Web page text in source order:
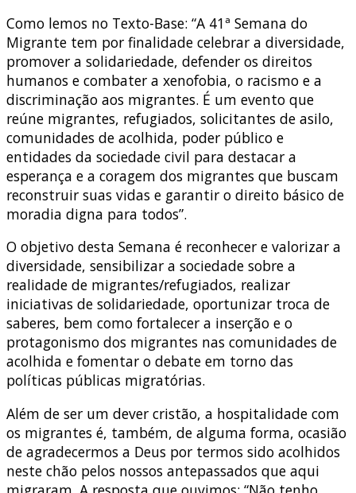
Como lemos no Texto-Base: “A 41ª Semana do
Migrante tem por finalidade celebrar a diversidade,
promover a solidariedade, defender os direitos
humanos e combater a xenofobia, o racismo e a
discriminação aos migrantes. É um evento que
reúne migrantes, refugiados, solicitantes de asilo,
comunidades de acolhida, poder público e
entidades da sociedade civil para destacar a
esperança e a coragem dos migrantes que buscam
reconstruir suas vidas e garantir o direito básico de
moradia digna para todos”.
O objetivo desta Semana é reconhecer e valorizar a
diversidade, sensibilizar a sociedade sobre a
realidade de migrantes/refugiados, realizar
iniciativas de solidariedade, oportunizar troca de
saberes, bem como fortalecer a inserção e o
protagonismo dos migrantes nas comunidades de
acolhida e fomentar o debate em torno das
políticas públicas migratórias.
Além de ser um dever cristão, a hospitalidade com
os migrantes é, também, de alguma forma, ocasião
de agradecermos a Deus por termos sido acolhidos
neste chão pelos nossos antepassados que aqui